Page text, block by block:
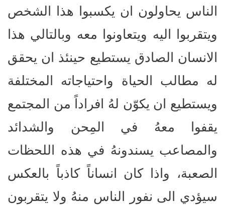
الناس يحاولون ان يكسبوا هذا الشخص
ويتقربوا اليه ويتعاونوا معه وبالتالي هذا
الانسان الصادق يستطيع حينئذ ان يحقق
له مطالب الحياة واحتياجاته المختلفة
ويستطيع ان يكوّن لهُ افراداً من المجتمع
يقفوا معهُ في المِحن والشدائد
والمصاعب يسندونهُ في هذه اللحظات
الصعبة، واذا كان انساناً كاذباً بالعكس
سيؤدي الى نفور الناس منهُ ولا يتقربون